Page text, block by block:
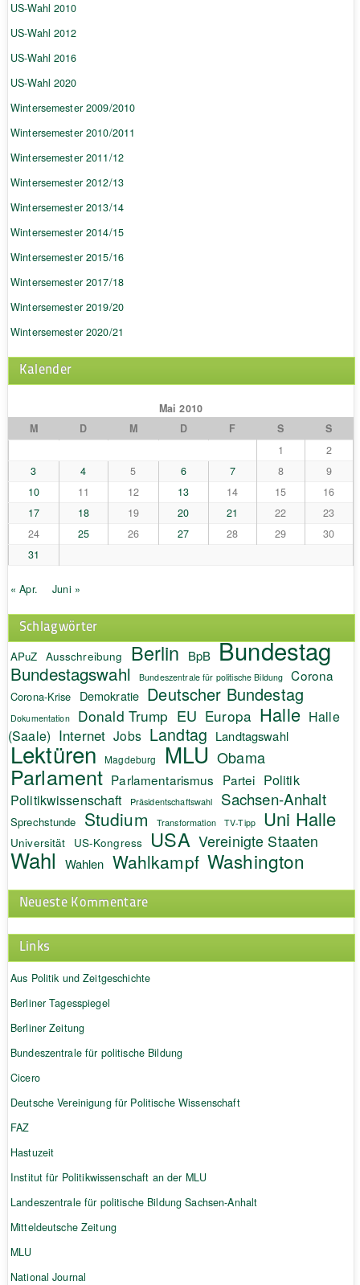
US-Wahl 2010
US-Wahl 2012
US-Wahl 2016
US-Wahl 2020
Wintersemester 2009/2010
Wintersemester 2010/2011
Wintersemester 2011/12
Wintersemester 2012/13
Wintersemester 2013/14
Wintersemester 2014/15
Wintersemester 2015/16
Wintersemester 2017/18
Wintersemester 2019/20
Wintersemester 2020/21
Kalender
Mai 2010
M
D M D F S
S
1
2
3
4 5 6 7 8
9
10
11 12 13 14 15
16
17
18 19 20 21 22
23
24
25 26 27 28 29
30
31
« Apr. Juni »
Schlagwörter
APuZ Ausschreibung Berlin BpB Bundestag
Bundestagswahl Bundeszentrale für politische Bildung Corona
Corona-Krise Demokratie Deutscher Bundestag
Dokumentation Donald Trump EU Europa Halle Halle
(Saale) Internet Jobs Landtag Landtagswahl
Lektüren Magdeburg MLU Obama
Parlament Parlamentarismus Partei Politik
Politikwissenschaft Präsidentschaftswahl Sachsen-Anhalt
Sprechstunde Studium Transformation TV-Tipp Uni Halle
Universität US-Kongress USA Vereinigte Staaten
Wahl Wahlen Wahlkampf Washington
Neueste Kommentare
Links
Aus Politik und Zeitgeschichte
Berliner Tagesspiegel
Berliner Zeitung
Bundeszentrale für politische Bildung
Cicero
Deutsche Vereinigung für Politische Wissenschaft
FAZ
Hastuzeit
Institut für Politikwissenschaft an der MLU
Landeszentrale für politische Bildung Sachsen-Anhalt
Mitteldeutsche Zeitung
MLU
National Journal